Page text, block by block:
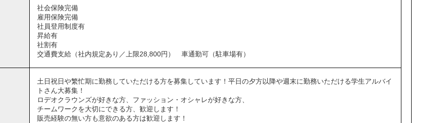
社会保険完備
雇用保険完備
社員登用制度有
昇給有
社割有
交通費支給（社内規定あり／上限28,800円） 車通勤可（駐車場有）
土日祝日や繁忙期に勤務していただける方を募集しています！平日の夕方以降や週末に勤務いただける学生アルバイ
トさん大募集！
ロデオクラウンズが好きな方、ファッション・オシャレが好きな方、
チームワークを大切にできる方、歓迎します！
販売経験の無い方も意欲のある方は歓迎します！